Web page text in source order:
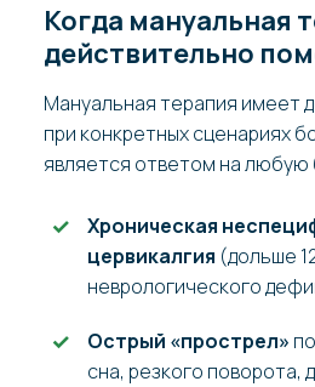
Когда мануальная
действительно
Мануальная терапия имеет
при конкретных сценариях
является ответом на любую
Хроническая
цервикалгия (дольше
неврологического
Острый «прострел»
сна, резкого поворота,